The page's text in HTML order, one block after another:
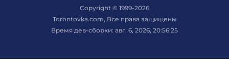
Copyright © 1999-2026
Torontovka.com, Все права защищены
Время дев-сборки: авг. 6, 2026, 20:56:25